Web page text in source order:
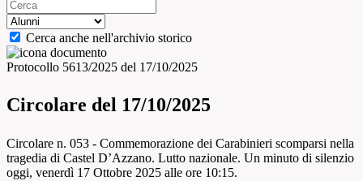
Cerca anche nell'archivio storico
Protocollo 5613/2025 del 17/10/2025
Circolare del 17/10/2025
Circolare n. 053 - Commemorazione dei Carabinieri scomparsi nella
tragedia di Castel D’Azzano. Lutto nazionale. Un minuto di silenzio
oggi, venerdì 17 Ottobre 2025 alle ore 10:15.